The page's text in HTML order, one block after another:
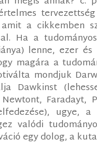
a cikkemben
Ha a
lenne, ezer
magára a
mondjuk
Dawkinst
Faradayt,
ugye,
valódi
egy dolog, a